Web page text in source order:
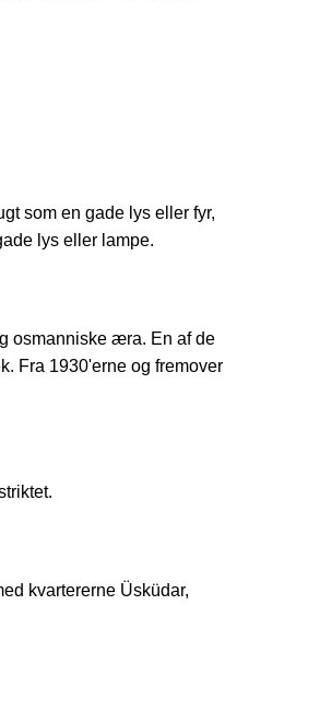
som en gade lys eller fyr,
lys eller lampe.
osmanniske æra. En af de
Fra 1930'erne og fremover
kvartererne Üsküdar,